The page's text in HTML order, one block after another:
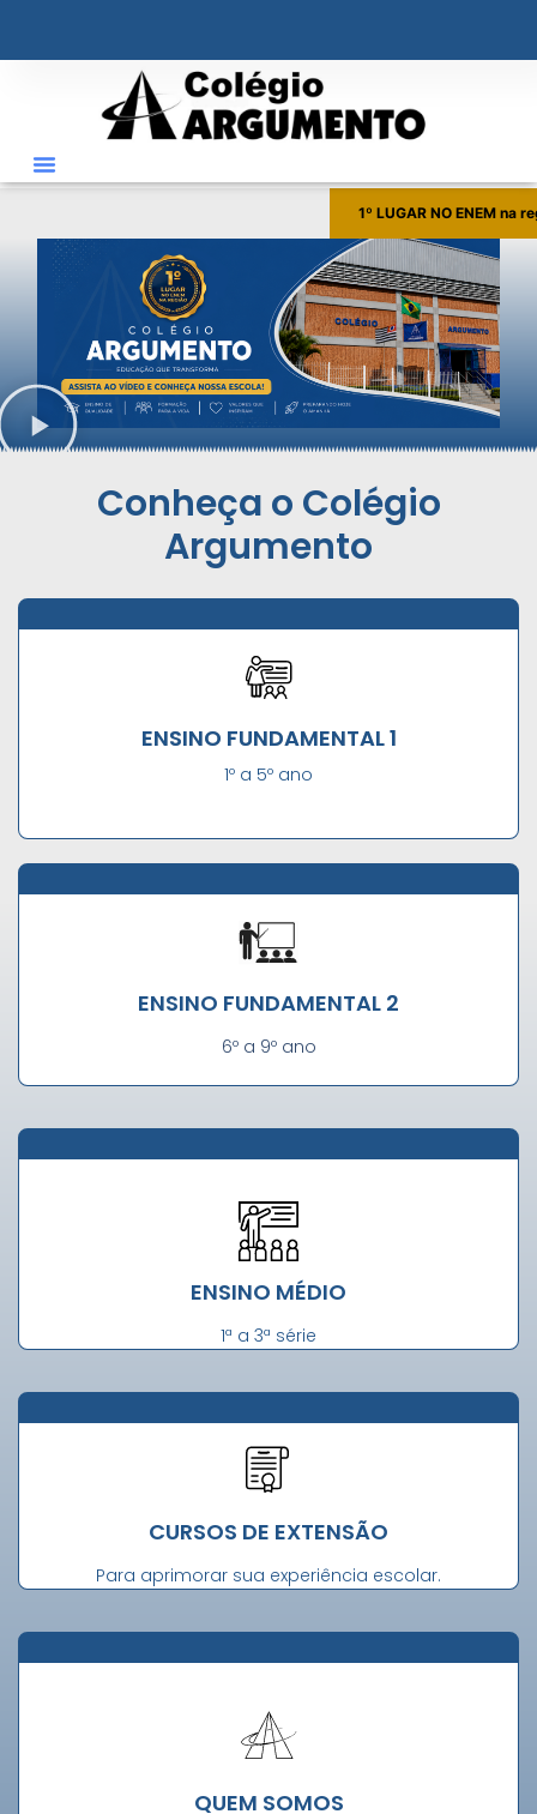
1º LUGAR NO ENEM na
Conheça o Colégio
Argumento
ENSINO FUNDAMENTAL 1
1º a 5º ano
ENSINO FUNDAMENTAL 2
6º a 9º ano
ENSINO MÉDIO
1ª a 3ª série
CURSOS DE EXTENSÃO
Para aprimorar sua experiência escolar.
QUEM SOMOS